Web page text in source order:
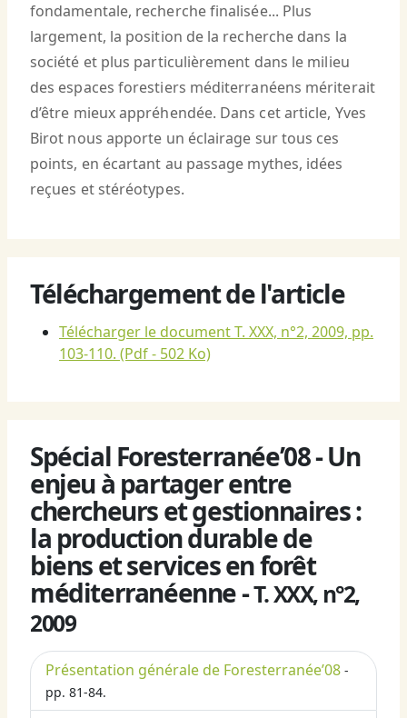
fondamentale, recherche finalisée... Plus
largement, la position de la recherche dans la
société et plus particulièrement dans le milieu
des espaces forestiers méditerranéens mériterait
d’être mieux appréhendée. Dans cet article, Yves
Birot nous apporte un éclairage sur tous ces
points, en écartant au passage mythes, idées
reçues et stéréotypes.
Téléchargement de l'article
Télécharger le document T. XXX, n°2, 2009, pp.
103-110. (Pdf - 502 Ko)
Spécial Foresterranée’08 - Un
enjeu à partager entre
chercheurs et gestionnaires :
la production durable de
biens et services en forêt
méditerranéenne -T. XXX, n°2,
2009
Présentation générale de Foresterranée’08 -
pp. 81-84.